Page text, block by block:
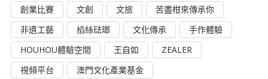
創業比賽
文創 文旅
苦盡柑來傳承你
非遺工藝
掐絲琺瑯 文化傳承
手作體驗
HOUHOU體驗空間
王自如
ZEALER
視頻平台
澳門文化產業基金